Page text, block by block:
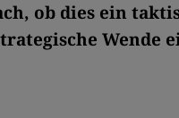
ob dies ein
Wende